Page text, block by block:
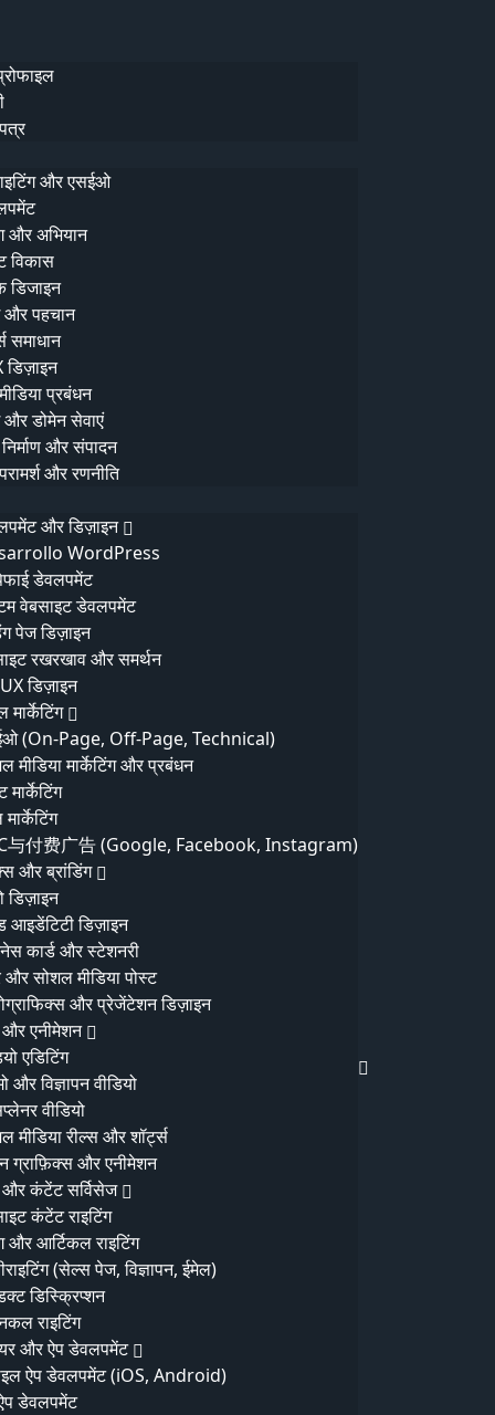
और एसईओ
और अभियान
विकास
डिजाइन
और पहचान
समाधान
प्रबंधन
और डोमेन सेवाएं
निर्माण और संपादन
और रणनीति
और डिज़ाइन
WordPress
डेवलपमेंट
वेबसाइट डेवलपमेंट
पेज डिज़ाइन
रखरखाव और समर्थन
डिज़ाइन
मार्केटिंग
(On-Page, Off-Page, Technical)
मीडिया मार्केटिंग और प्रबंधन
与付费广告 (Google, Facebook, Instagram)
और ब्रांडिंग
डिज़ाइन
आइडेंटिटी डिज़ाइन
कार्ड और स्टेशनरी
और सोशल मीडिया पोस्ट
और प्रेजेंटेशन डिज़ाइन
और एनीमेशन
एडिटिंग
और विज्ञापन वीडियो
वीडियो
मीडिया रील्स और शॉर्ट्स
ग्राफ़िक्स और एनीमेशन
और कंटेंट सर्विसेज
कंटेंट राइटिंग
और आर्टिकल राइटिंग
(सेल्स पेज, विज्ञापन, ईमेल)
डिस्क्रिप्शन
राइटिंग
और ऐप डेवलपमेंट
ऐप डेवलपमेंट (iOS, Android)
डेवलपमेंट
आपका सहयोगी।
स्केलेबल डिजिटल मार्केटिंग रणनीतियाँ प्रदान करते हैं।
को रूपांतरित करें।
24/7 IT समर्थन
ताकि डाउनटाइम शून्य रहे।
की
दर में छलांग incremental नहीं है—यह एक ...
का कहना है कि त...
बढ़ावा दे
उत्पन्न करती है, स्थायी विश्वास बनाती है, औ...
पाठक एक पृष्ठ के खाखे